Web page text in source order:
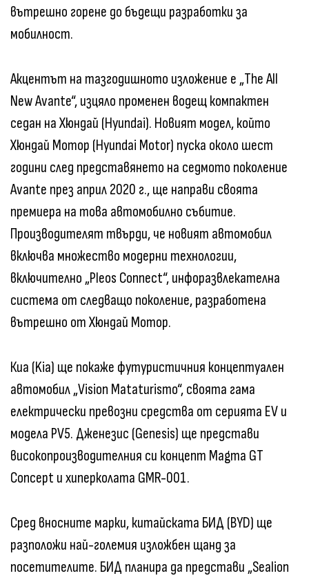
вътрешно горене до бъдещи разработки за
мобилност.
Акцентът на тазгодишното изложение е „The All
New Avante“, изцяло променен водещ компактен
седан на Хюндай (Hyundai). Новият модел, който
Хюндай Мотор (Hyundai Motor) пуска около шест
години след представянето на седмото поколение
Avante през април 2020 г., ще направи своята
премиера на това автомобилно събитие.
Производителят твърди, че новият автомобил
включва множество модерни технологии,
включително „Pleos Connect“, инфоразвлекателна
система от следващо поколение, разработена
вътрешно от Хюндай Мотор.
Киа (Kia) ще покаже футуристичния концептуален
автомобил „Vision Mataturismo“, своята гама
електрически превозни средства от серията EV и
модела PV5. Дженезис (Genesis) ще представи
високопроизводителния си концепт Magma GT
Concept и хиперколата GMR-001.
Сред вносните марки, китайската БИД (BYD) ще
разположи най-големия изложбен щанд за
посетителите. БИД планира да представи „Sealion